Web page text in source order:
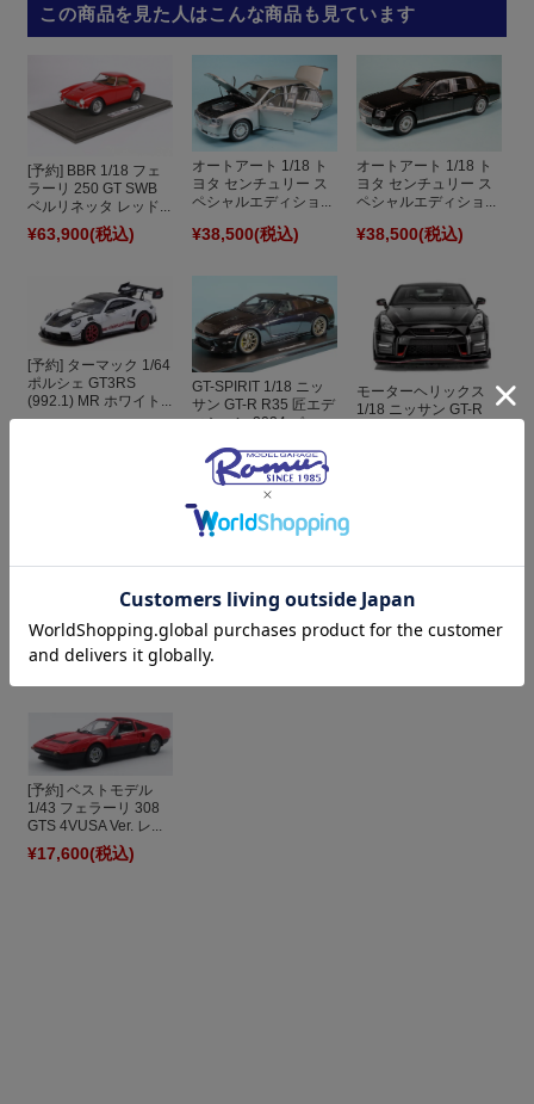
この商品を見た人はこんな商品も見ています
[予約] BBR 1/18 フェ
ラーリ 250 GT SWB
ベルリネッタ レッド...
¥63,900(税込)
オートアート 1/18 ト
ヨタ センチュリー ス
ペシャルエディショ...
¥38,500(税込)
オートアート 1/18 ト
ヨタ センチュリー ス
ペシャルエディショ...
¥38,500(税込)
[予約] ターマック 1/64
ポルシェ GT3RS
(992.1) MR ホワイト...
GT-SPIRIT 1/18 ニッ
サン GT-R R35 匠エデ
ィション 2024 パー...
¥26,400(税込)
モーターヘリックス
1/18 ニッサン GT-R
GT-SPIRIT 1/18 ポル
シェ 991 カレラ S エ
アロキット レッド G...
オートアート 1/18 マ
クラーレン 720S GT3
メタリックレッド ...
¥17,600
1/18 ニッサン GT-R
NISMO (R35) スペシ...
[予約] ベストモデル
1/43 フェラーリ 308
GTS 4VUSA Ver. レ...
¥17,600(税込)